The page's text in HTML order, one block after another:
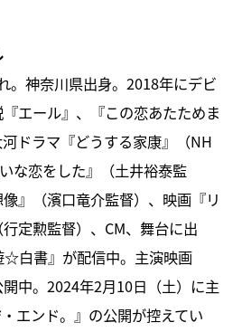
。神奈川県出身。2018年にデビ
エール』、『この恋あたためま
ドラマ『どうする家康』（NH
な恋をした』（土井裕泰監
』（濱口竜介監督）、映画『リ
定勲監督）、CM、舞台に出
白書』が配信中。主演映画
開中。2024年2月10日（土）に主
エンド。』の公開が控えてい